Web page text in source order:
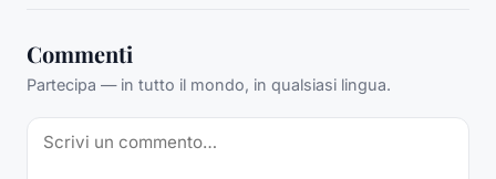
Commenti
Partecipa — in tutto il mondo, in qualsiasi lingua.